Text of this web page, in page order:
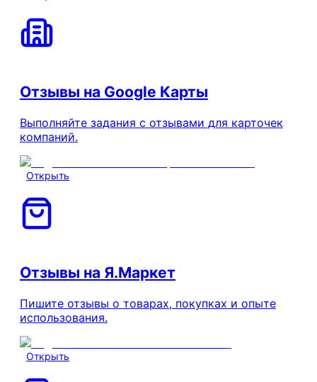
Отзывы на Google Карты
Выполняйте задания с отзывами для карточек
компаний.
Открыть
Отзывы на Я.Маркет
Пишите отзывы о товарах, покупках и опыте
использования.
Открыть